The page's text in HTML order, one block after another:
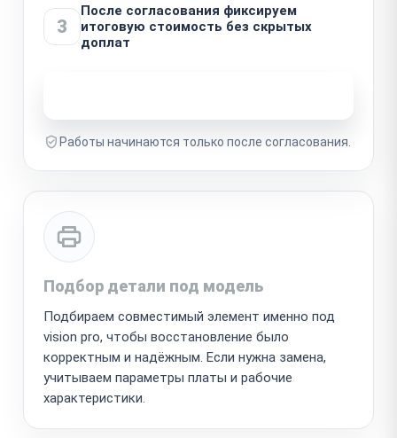
3
После согласования фиксируем
итоговую стоимость без скрытых
доплат
Работы начинаются только после согласования.
Подбор детали под модель
Подбираем совместимый элемент именно под
vision pro, чтобы восстановление было
корректным и надёжным. Если нужна замена,
учитываем параметры платы и рабочие
характеристики.